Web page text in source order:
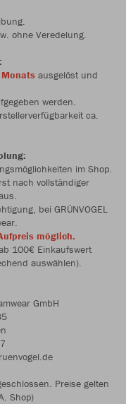
ohne Veredelung.
ausgelöst und
werden.
ca.
im Shop.
nach vollständiger
bei GRÜNVOGEL
möglich.
100€ Einkaufswert
auswählen).
GmbH
Preise gelten
Shop)